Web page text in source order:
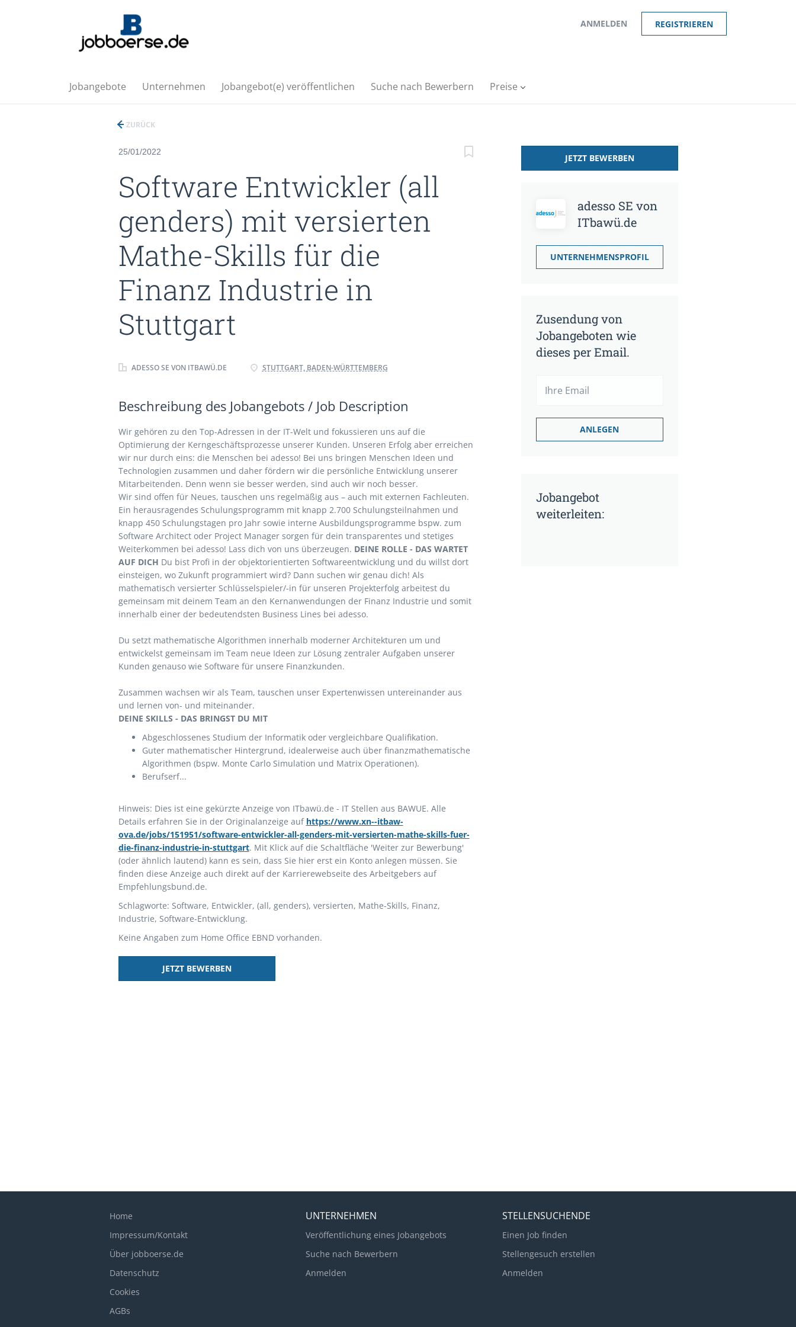
ANMELDEN REGISTRIEREN
Jobangebote Unternehmen Jobangebot(e) veröffentlichen Suche nach Bewerbern Preise
ZURÜCK
25/01/2022
Software Entwickler (all
genders) mit versierten
Mathe-Skills für die
Finanz Industrie in
Stuttgart
ADESSO SE VON ITBAWÜ.DE STUTTGART, BADEN-WÜRTTEMBERG
Beschreibung des Jobangebots / Job Description
Wir gehören zu den Top-Adressen in der IT-Welt und fokussieren uns auf die
Optimierung der Kerngeschäfts­prozesse unserer Kunden. Unseren Erfolg aber erreichen
wir nur durch eins: die Menschen bei adesso! Bei uns bringen Menschen Ideen und
Technologien zusammen und daher fördern wir die persönliche Entwicklung unserer
Mitarbeitenden. Denn wenn sie besser werden, sind auch wir noch besser.
Wir sind offen für Neues, tauschen uns regelmäßig aus – auch mit externen Fachleuten.
Ein herausragendes Schulungsprogramm mit knapp 2.700 Schulungsteilnahmen und
knapp 450 Schulungstagen pro Jahr sowie interne Ausbildungsprogramme bspw. zum
Software Architect oder Project Manager sorgen für dein transparentes und stetiges
Weiterkommen bei adesso! Lass dich von uns überzeugen. DEINE ROLLE - DAS WARTET
AUF DICH Du bist Profi in der objektorientierten Softwareentwicklung und du willst dort
einsteigen, wo Zukunft programmiert wird? Dann suchen wir genau dich! Als
mathematisch versierter Schlüsselspieler/-in für unseren Projekterfolg arbeitest du
gemeinsam mit deinem Team an den Kernanwendungen der Finanz Industrie und somit
innerhalb einer der bedeutendsten Business Lines bei adesso.
Du setzt mathematische Algorithmen innerhalb moderner Architekturen um und
entwickelst gemeinsam im Team neue Ideen zur Lösung zentraler Aufgaben unserer
Kunden genauso wie Software für unsere Finanzkunden.
Zusammen wachsen wir als Team, tauschen unser Expertenwissen untereinander aus
und lernen von- und miteinander.
DEINE SKILLS - DAS BRINGST DU MIT
Abgeschlossenes Studium der Informatik oder vergleichbare Qualifikation.
Guter mathematischer Hintergrund, idealerweise auch über finanzmathematische
Algorithmen (bspw. Monte Carlo Simulation und Matrix Operationen).
Berufserf...
Hinweis: Dies ist eine gekürzte Anzeige von ITbawü.de - IT Stellen aus BAWUE. Alle
Details erfahren Sie in der Originalanzeige auf https://www.xn--itbaw-
ova.de/jobs/151951/software-entwickler-all-genders-mit-versierten-mathe-skills-fuer-
die-finanz-industrie-in-stuttgart. Mit Klick auf die Schaltfläche 'Weiter zur Bewerbung'
(oder ähnlich lautend) kann es sein, dass Sie hier erst ein Konto anlegen müssen. Sie
finden diese Anzeige auch direkt auf der Karrierewebseite des Arbeitgebers auf
Empfehlungsbund.de.
Schlagworte: Software, Entwickler, (all, genders), versierten, Mathe-Skills, Finanz,
Industrie, Software-Entwicklung.
Keine Angaben zum Home Office EBND vorhanden.
JETZT BEWERBEN
JETZT BEWERBEN
adesso SE von
ITbawü.de
UNTERNEHMENSPROFIL
Zusendung von
Jobangeboten wie
dieses per Email.
Jobangebot
weiterleiten:
Home
Impressum/Kontakt
Über jobboerse.de
Datenschutz
Cookies
AGBs
UNTERNEHMEN
Veröffentlichung eines Jobangebots
Suche nach Bewerbern
Anmelden
STELLENSUCHENDE
Einen Job finden
Stellengesuch erstellen
Anmelden